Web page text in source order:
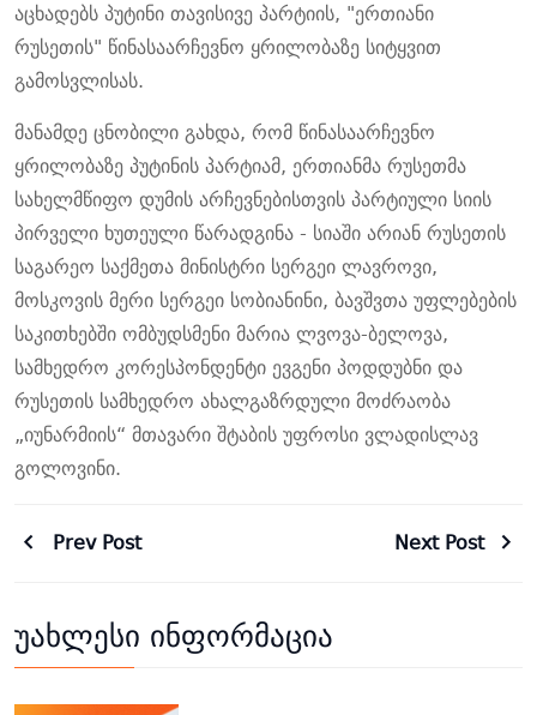
აცხადებს პუტინი თავისივე პარტიის, "ერთიანი
რუსეთის" წინასაარჩევნო ყრილობაზე სიტყვით
გამოსვლისას.
მანამდე ცნობილი გახდა, რომ წინასაარჩევნო
ყრილობაზე პუტინის პარტიამ, ერთიანმა რუსეთმა
სახელმწიფო დუმის არჩევნებისთვის პარტიული სიის
პირველი ხუთეული წარადგინა - სიაში არიან რუსეთის
საგარეო საქმეთა მინისტრი სერგეი ლავროვი,
მოსკოვის მერი სერგეი სობიანინი, ბავშვთა უფლებების
საკითხებში ომბუდსმენი მარია ლვოვა-ბელოვა,
სამხედრო კორესპონდენტი ევგენი პოდდუბნი და
რუსეთის სამხედრო ახალგაზრდული მოძრაობა
„იუნარმიის“ მთავარი შტაბის უფროსი ვლადისლავ
გოლოვინი.
Prev Post Next Post
უახლესი ინფორმაცია